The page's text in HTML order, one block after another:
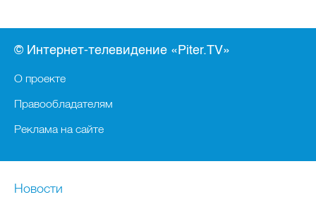
© Интернет-телевидение «Piter.TV»
О проекте
Правообладателям
Реклама на сайте
Новости